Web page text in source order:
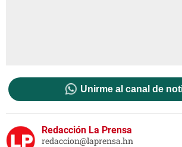
Unirme al canal de
Redacción La Prensa
redaccion@laprensa.hn